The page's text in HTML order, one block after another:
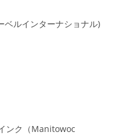
ルインターナショナル)
ンク（Manitowoc